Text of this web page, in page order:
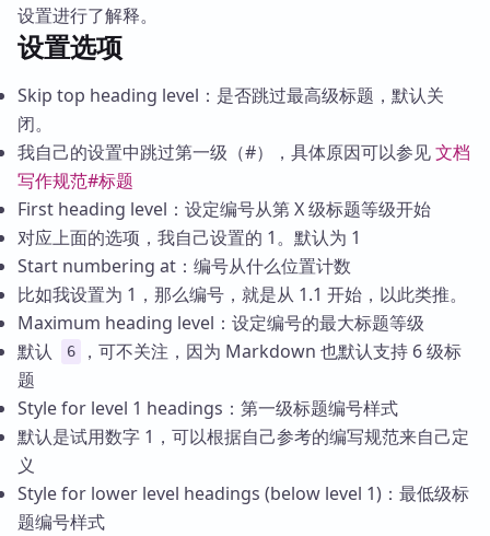
设置进行了解释。
设置选项
Skip top heading level：是否跳过最高级标题，默认关
闭。
我自己的设置中跳过第一级（#），具体原因可以参见文档
写作规范#标题
First heading level：设定编号从第 X 级标题等级开始
对应上面的选项，我自己设置的 1。默认为 1
Start numbering at：编号从什么位置计数
比如我设置为 1，那么编号，就是从 1.1 开始，以此类推。
Maximum heading level：设定编号的最大标题等级
默认
6
，可不关注，因为 Markdown 也默认支持 6 级标
题
Style for level 1 headings：第一级标题编号样式
默认是试用数字 1，可以根据自己参考的编写规范来自己定
义
Style for lower level headings (below level 1)：最低级标
题编号样式